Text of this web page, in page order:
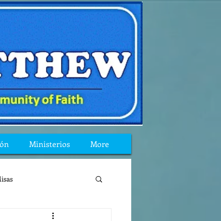
Ministerios More